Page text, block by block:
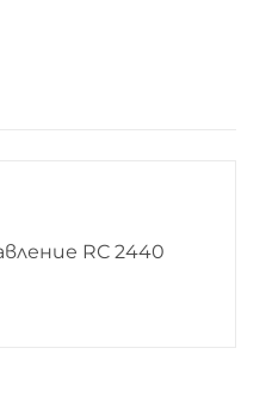
RC 2440